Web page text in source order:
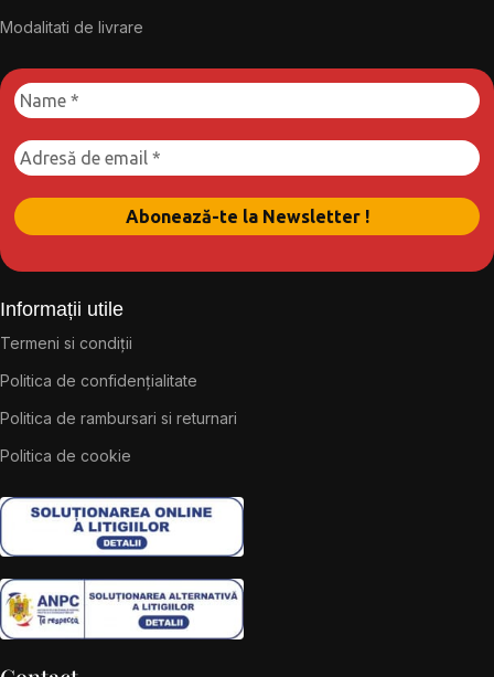
Modalitati de livrare
Informații utile
Termeni si condiții
Politica de confidențialitate
Politica de rambursari si returnari
Politica de cookie